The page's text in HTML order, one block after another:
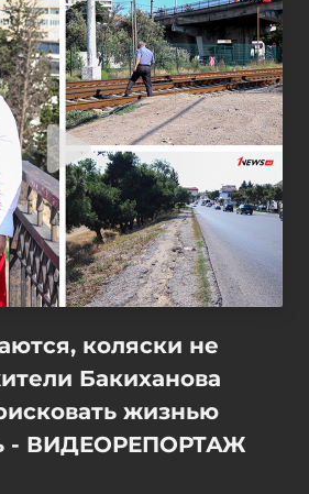
коляски не
Бакиханова
жизнью
- ВИДЕОРЕПОРТАЖ